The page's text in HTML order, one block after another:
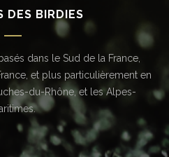
DES BIRDIES
dans le Sud de la France,
et plus particulièrement en
du-Rhône, et les Alpes-